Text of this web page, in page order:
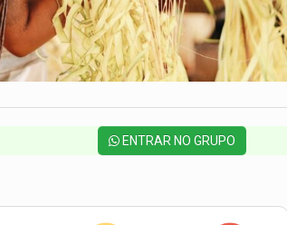
ENTRAR NO GRUPO